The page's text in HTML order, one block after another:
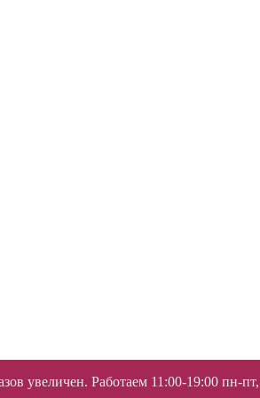
увеличен. Работаем 11:00-19:00 пн-